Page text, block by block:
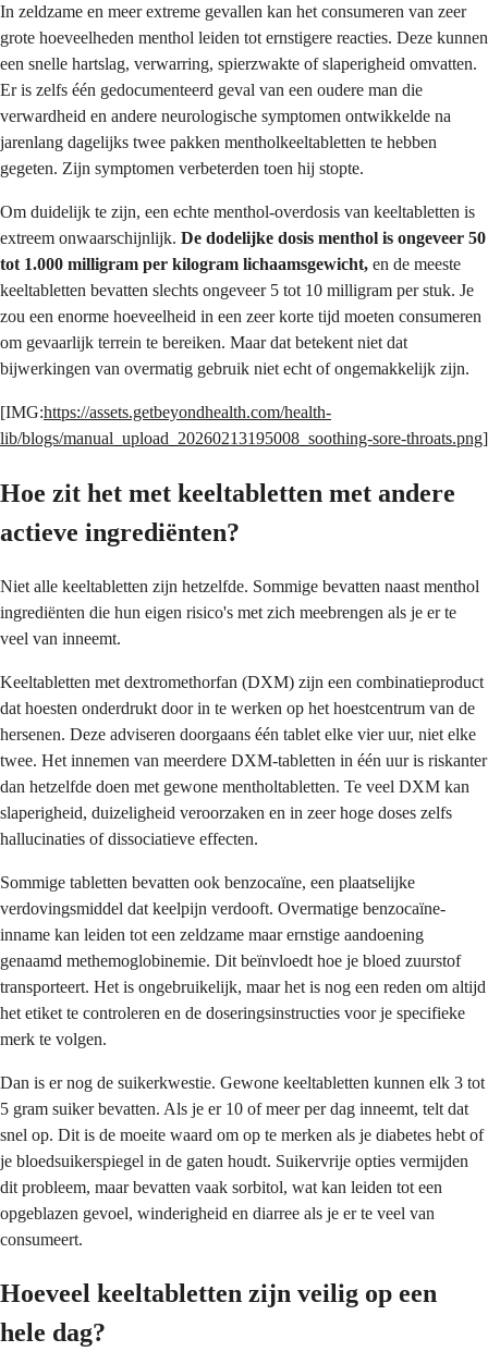
In zeldzame en meer extreme gevallen kan het consumeren van zeer
grote hoeveelheden menthol leiden tot ernstigere reacties. Deze kunnen
een snelle hartslag, verwarring, spierzwakte of slaperigheid omvatten.
Er is zelfs één gedocumenteerd geval van een oudere man die
verwardheid en andere neurologische symptomen ontwikkelde na
jarenlang dagelijks twee pakken mentholkeeltabletten te hebben
gegeten. Zijn symptomen verbeterden toen hij stopte.
Om duidelijk te zijn, een echte menthol-overdosis van keeltabletten is
extreem onwaarschijnlijk. De dodelijke dosis menthol is ongeveer 50
tot 1.000 milligram per kilogram lichaamsgewicht, en de meeste
keeltabletten bevatten slechts ongeveer 5 tot 10 milligram per stuk. Je
zou een enorme hoeveelheid in een zeer korte tijd moeten consumeren
om gevaarlijk terrein te bereiken. Maar dat betekent niet dat
bijwerkingen van overmatig gebruik niet echt of ongemakkelijk zijn.
[IMG:https://assets.getbeyondhealth.com/health-
lib/blogs/manual_upload_20260213195008_soothing-sore-throats.png]
Hoe zit het met keeltabletten met andere
actieve ingrediënten?
Niet alle keeltabletten zijn hetzelfde. Sommige bevatten naast menthol
ingrediënten die hun eigen risico's met zich meebrengen als je er te
veel van inneemt.
Keeltabletten met dextromethorfan (DXM) zijn een combinatieproduct
dat hoesten onderdrukt door in te werken op het hoestcentrum van de
hersenen. Deze adviseren doorgaans één tablet elke vier uur, niet elke
twee. Het innemen van meerdere DXM-tabletten in één uur is riskanter
dan hetzelfde doen met gewone mentholtabletten. Te veel DXM kan
slaperigheid, duizeligheid veroorzaken en in zeer hoge doses zelfs
hallucinaties of dissociatieve effecten.
Sommige tabletten bevatten ook benzocaïne, een plaatselijke
verdovingsmiddel dat keelpijn verdooft. Overmatige benzocaïne-
inname kan leiden tot een zeldzame maar ernstige aandoening
genaamd methemoglobinemie. Dit beïnvloedt hoe je bloed zuurstof
transporteert. Het is ongebruikelijk, maar het is nog een reden om altijd
het etiket te controleren en de doseringsinstructies voor je specifieke
merk te volgen.
Dan is er nog de suikerkwestie. Gewone keeltabletten kunnen elk 3 tot
5 gram suiker bevatten. Als je er 10 of meer per dag inneemt, telt dat
snel op. Dit is de moeite waard om op te merken als je diabetes hebt of
je bloedsuikerspiegel in de gaten houdt. Suikervrije opties vermijden
dit probleem, maar bevatten vaak sorbitol, wat kan leiden tot een
opgeblazen gevoel, winderigheid en diarree als je er te veel van
consumeert.
Hoeveel keeltabletten zijn veilig op een
hele dag?